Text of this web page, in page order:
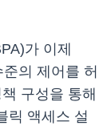
가 이제
의 제어를 허
구성을 통해
릭 액세스 설